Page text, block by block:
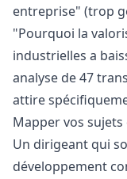
entreprise" (trop
"Pourquoi la
industrielles a
analyse de 47
attire
Mapper vos
Un dirigeant qui
développement